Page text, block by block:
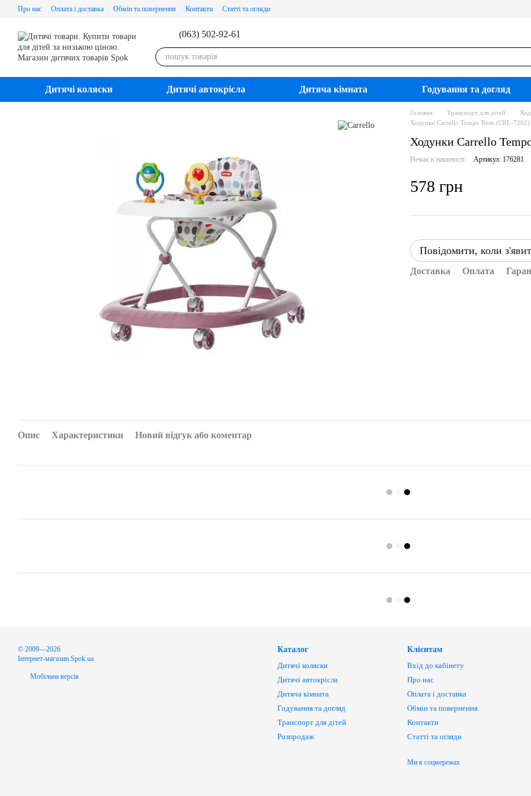
Перейти до основного контенту
Про нас Оплата і доставка Обмін та повернення Контакти Статті та огляди
(063) 502-92-61
Дитячі коляски Дитячі автокрісла Дитяча кімната Годування та догляд
Головна Транспорт для дітей
Ходунки Carrello Tempo Rose (CRL-7202)
Ходунки Carrello
Немає в наявності Артикул: 176281
578 грн
Повідомити, коли
Доставка Оплата
Опис Характеристики Новий відгук або коментар
© 2009—2026
Інтернет-магазин Spok.ua
Мобільна версія
Каталог
Дитячі коляски
Дитячі автокрісла
Дитяча кімната
Годування та догляд
Транспорт для дітей
Розпродаж
Клієнтам
Вхід до кабінету
Про нас
Оплата і доставка
Обмін та повернення
Контакти
Статті та огляди
Ми в соцмережах